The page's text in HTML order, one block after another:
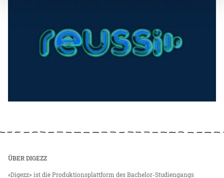
ÜBER DIGEZZ
«Digezz» ist die Produktionsplattform des Bachelor-Studiengangs